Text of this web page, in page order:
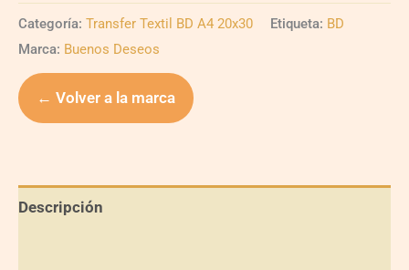
Categoría: Transfer Textil BD A4 20x30 Etiqueta: BD
Marca: Buenos Deseos
← Volver a la marca
Descripción